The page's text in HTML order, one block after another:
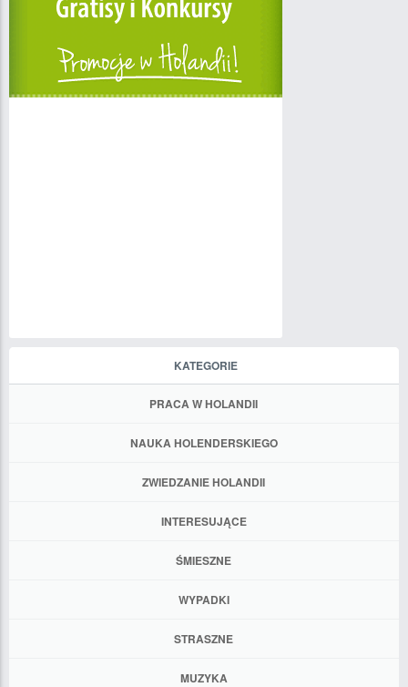
KATEGORIE
PRACA W HOLANDII
NAUKA HOLENDERSKIEGO
ZWIEDZANIE HOLANDII
INTERESUJĄCE
ŚMIESZNE
WYPADKI
STRASZNE
MUZYKA